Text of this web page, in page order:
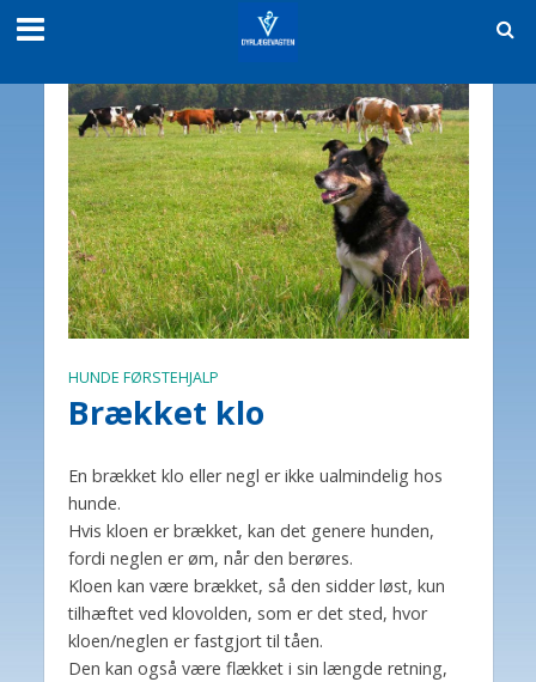
HUNDE FØRSTEHJALP
Brækket klo
En brækket klo eller negl er ikke ualmindelig hos
hunde.
Hvis kloen er brækket, kan det genere hunden,
fordi neglen er øm, når den berøres.
Kloen kan være brækket, så den sidder løst, kun
tilhæftet ved klovolden, som er det sted, hvor
kloen/neglen er fastgjort til tåen.
Den kan også være flækket i sin længde retning,